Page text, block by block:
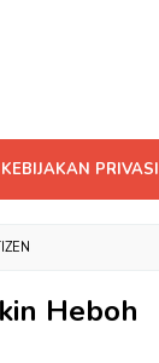
KEBIJAKAN PRIVASI
Heboh